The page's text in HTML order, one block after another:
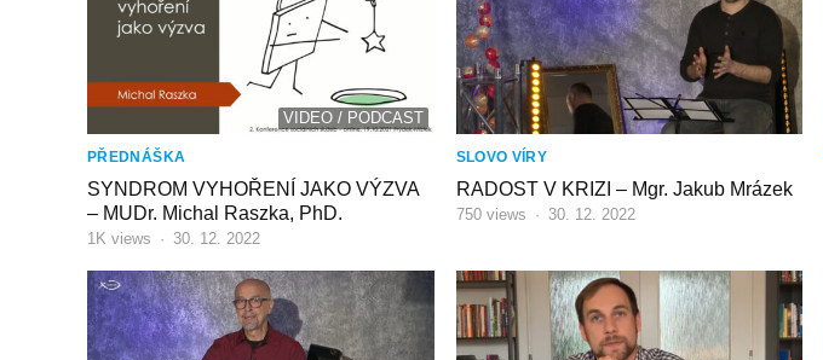
VIDEO / PODCAST
PŘEDNÁŠKA
SYNDROM VYHOŘENÍ JAKO VÝZVA
– MUDr. Michal Raszka, PhD.
1K views · 30. 12. 2022
SLOVO VÍRY
RADOST V KRIZI – Mgr. Jakub Mrázek
750views · 30. 12. 2022